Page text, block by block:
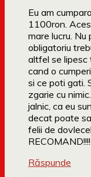
Eu am
1100ron.
mare lucru.
obligatoriu
altfel se lipesc
cand o
si ce poti gati.
zgarie cu
jalnic, ca eu
decat poate
felii de
RECOMAND!!!!
Răspunde